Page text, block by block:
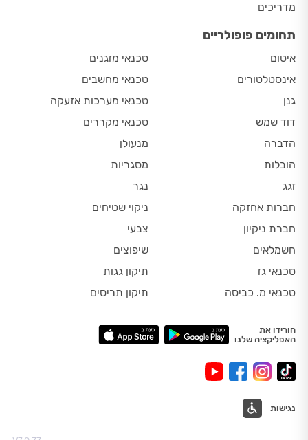
מדריכים
תחומים פופולריים
איטום
אינסטלטורים
גנן
דוד שמש
הדברה
הובלות
זגג
חברות אחזקה
חברת ניקיון
חשמלאים
טכנאי גז
טכנאי מ. כביסה
טכנאי מזגנים
טכנאי מחשבים
טכנאי מערכות אזעקה
טכנאי מקררים
מנעולן
מסגריות
נגר
ניקוי שטיחים
צבעי
שיפוצים
תיקון גגות
תיקון תריסים
הורידו את
האפליקציה שלנו
נגישות